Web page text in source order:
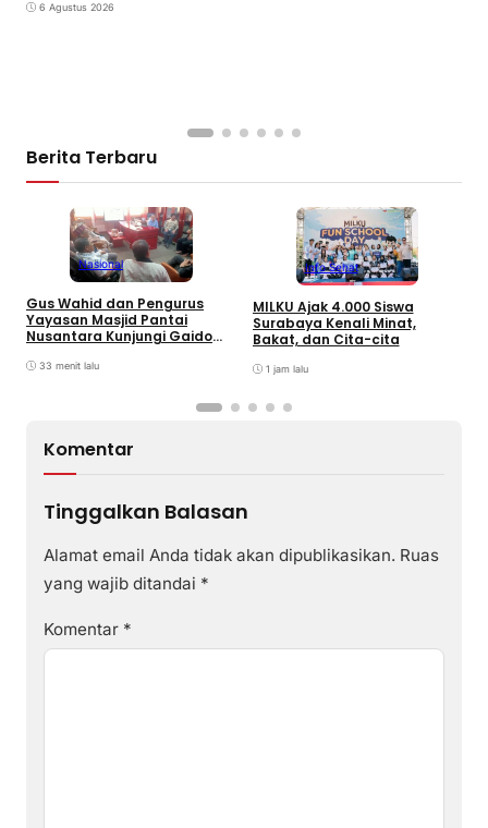
6 Agustus 2026
Berita Terbaru
Nasional
Gus Wahid dan Pengurus
Yayasan Masjid Pantai
Nusantara Kunjungi Gaido
Pengembangan Ekonomi
33 menit lalu
Info Sehat
MILKU Ajak 4.000 Siswa
Surabaya Kenali Minat,
Bakat, dan Cita-cita
1 jam lalu
Komentar
Tinggalkan Balasan
Alamat email Anda tidak akan dipublikasikan. Ruas
yang wajib ditandai *
Komentar *